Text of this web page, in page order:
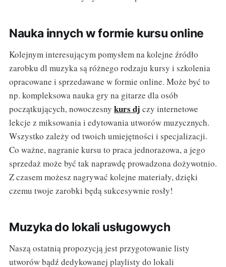
Nauka innych w formie kursu online
Kolejnym interesującym pomysłem na kolejne źródło
zarobku dl muzyka są różnego rodzaju kursy i szkolenia
opracowane i sprzedawane w formie online. Może być to
np. kompleksowa nauka gry na gitarze dla osób
początkujących, nowoczesny kurs dj czy internetowe
lekcje z miksowania i edytowania utworów muzycznych.
Wszystko zależy od twoich umiejętności i specjalizacji.
Co ważne, nagranie kursu to praca jednorazowa, a jego
sprzedaż może być tak naprawdę prowadzona dożywotnio.
Z czasem możesz nagrywać kolejne materiały, dzięki
czemu twoje zarobki będą sukcesywnie rosły!
Muzyka do lokali usługowych
Naszą ostatnią propozycją jest przygotowanie listy
utworów bądź dedykowanej playlisty do lokali